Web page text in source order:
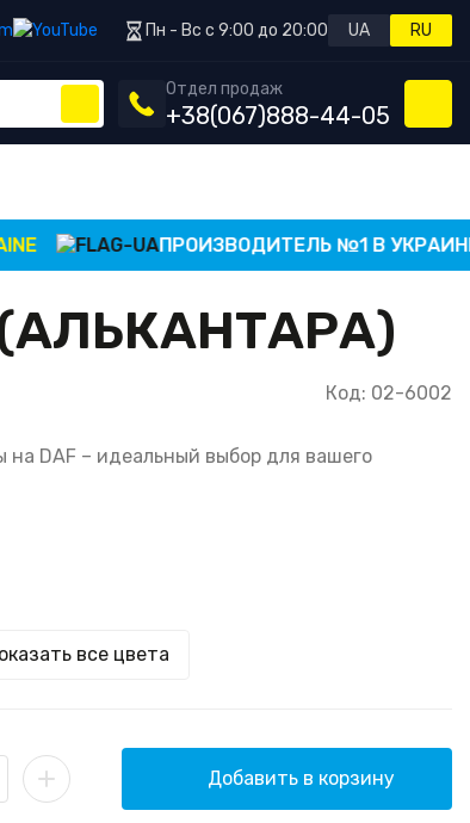
Пн - Вс с 9:00 до 20:00 UA RU
Отдел продаж
+38(067)888-44-05
ПРОИЗВОДИТЕЛЬ №1 В УКРАИНЕ
Код: 02-6002
DAF – идеальный выбор для вашего
все цвета
Добавить в корзину